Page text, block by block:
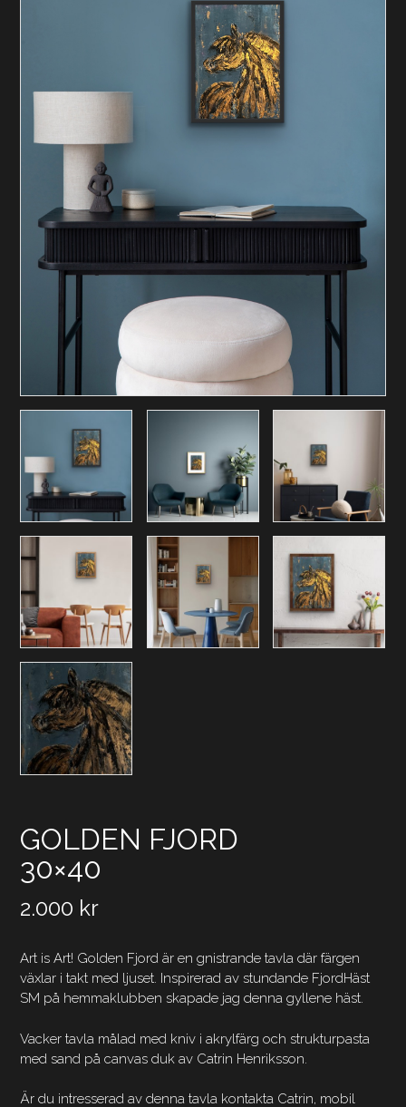
GOLDEN FJORD
30×40
2.000 kr
Art is Art! Golden Fjord är en gnistrande tavla där färgen
växlar i takt med ljuset. Inspirerad av stundande FjordHäst
SM på hemmaklubben skapade jag denna gyllene häst.
Vacker tavla målad med kniv i akrylfärg och strukturpasta
med sand på canvas duk av Catrin Henriksson.
Är du intresserad av denna tavla kontakta Catrin, mobil